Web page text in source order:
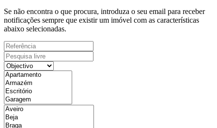
Se não encontra o que procura, introduza o seu email para receber
notificações sempre que existir um imóvel com as características
abaixo selecionadas.